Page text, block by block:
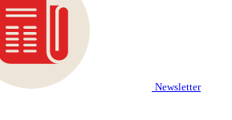
Newsletter